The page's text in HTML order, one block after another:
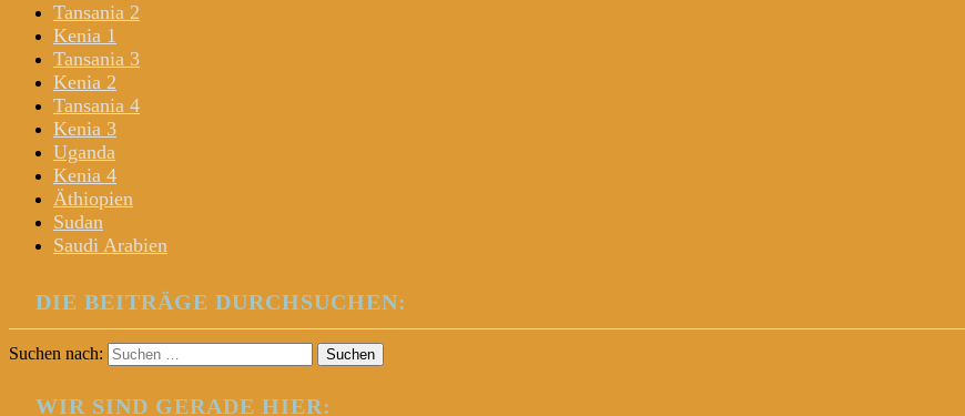
Tansania 2
Kenia 1
Tansania 3
Kenia 2
Tansania 4
Kenia 3
Uganda
Kenia 4
Äthiopien
Sudan
Saudi Arabien
DIE BEITRÄGE DURCHSUCHEN:
Suchen nach:
WIR SIND GERADE HIER: